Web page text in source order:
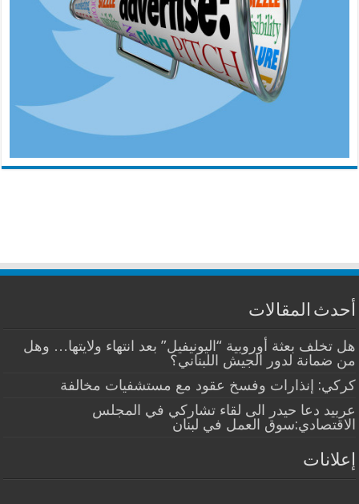
أحدث المقالات
هل تخلف بعثة أوروبية “اليونيفيل” بعد انتهاء ولايتها… وهل
من ضمانة لدور الجيش اللبناني؟
كركي: إنذارات وفسخ عقود مع مستشفيات مخالفة
عربيد دعا حيدر الى لقاء تشاركي في المجلس
الاقتصادي:سوق العمل في لبنان
إعلانات